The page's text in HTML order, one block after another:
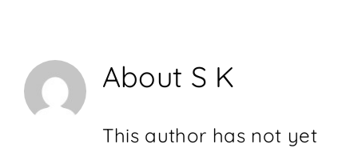
BILDUNGSANGEBOT
ÜBER UNS
About S K
This author has not yet